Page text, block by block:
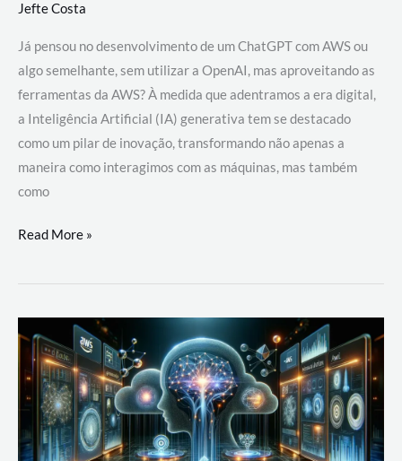
Jefte Costa
Já pensou no desenvolvimento de um ChatGPT com AWS ou
algo semelhante, sem utilizar a OpenAI, mas aproveitando as
ferramentas da AWS? À medida que adentramos a era digital,
a Inteligência Artificial (IA) generativa tem se destacado
como um pilar de inovação, transformando não apenas a
maneira como interagimos com as máquinas, mas também
como
Desenvolvimento
um
com
AWS
Read More »